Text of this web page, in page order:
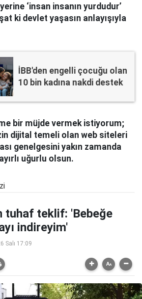
‘insan insanın yurdudur’
ki devlet yaşasın anlayışıyla
İBB'den engelli çocuğu olan
10 bin kadına nakdi destek
bir müjde vermek istiyorum;
dijital temeli olan web siteleri
genelgesini yakın zamanda
uğurlu olsun.
tuhaf teklif: 'Bebeğe
indireyim'
Salı 17:09